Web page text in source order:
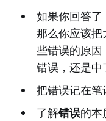
如果你回答了
那么你应该
些错误的原
错误，还是中
把错误记在笔
了解错误的本